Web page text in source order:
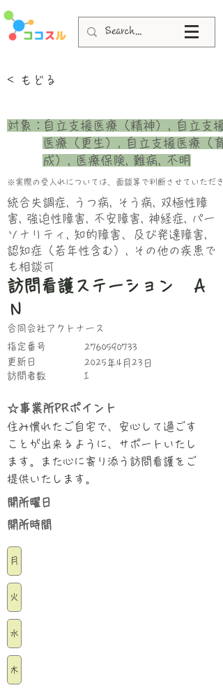
< もどる
自立支援医療（精神）, 自立支援
医療（更生）, 自立支援医療（育
成）, 医療保険, 難病, 不明
​対象：
※実際の受入れについては、面談等で判断させていただき
統合失調症, うつ病, そう病, 双極性障
害, 強迫性障害, 不安障害, 神経症, パー
ソナリティ, 知的障害、及び発達障害,
認知症（若年性含む）, その他の疾患で
も相談可
訪問看護ステーション Ａ
Ｎ
合同会社アクトナース
指定番号
更新日
​訪問者数
2760590733
2025年4月23日
I
☆事業所PRポイント
住み慣れたご自宅で、安心して過ごす
ことが出来るように、サポートいたし
ます。また心に寄り添う訪問看護をご
提供いたします。
​開所曜日
​開所時間
月
火
水
木